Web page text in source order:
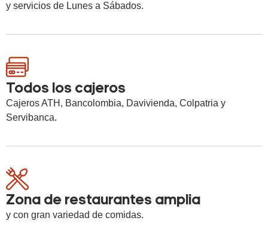
y servicios de Lunes a Sábados.
Todos los cajeros
Cajeros ATH, Bancolombia, Davivienda, Colpatria y
Servibanca.
Zona de restaurantes amplia
y con gran variedad de comidas.